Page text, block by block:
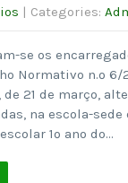
| Categories:
se os
Normativo n.º 6/
de 21 de março,
na escola-
1º ano do…